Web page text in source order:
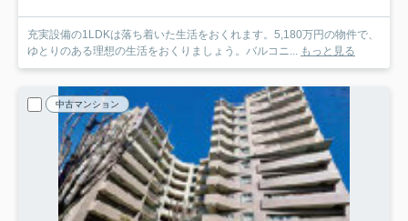
充実設備の1LDKは落ち着いた生活をおくれます。5,180万円の物件で、
ゆとりのある理想の生活をおくりましょう。バルコニ... もっと見る
中古マンション